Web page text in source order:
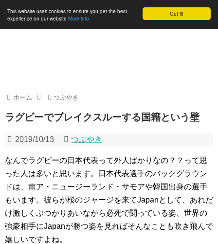
Got it!
This website uses cookies to ensure you get the best
experience on our website More info
ホーム つぶやき
ラグビーでブレイクスルーする国籍という壁
2019/10/13 つぶやき
なんでラグビーの日本代表って外人ばかりなの？？って思
った人は多いと思います。日本代表選手のバックグラウン
ドは、南ア・ニュージーランド・サモアや韓国出身の選手
もいます。彼らが桜のジャージを来てJapanとして、あれだ
け激しくぶつかりあいながら必死で闘っている姿、世界の
強豪相手にJapanが勝つ姿を見ればそんなことも吹き飛んで
嬉しいですよね。